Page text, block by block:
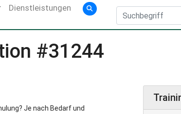
Dienstleistungen
#31244
Je nach Bedarf und